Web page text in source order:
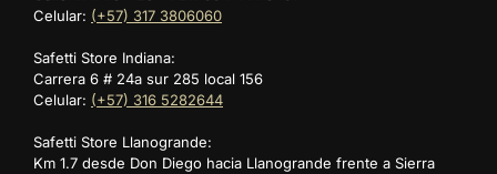
Tejidos cómodos y suaves.
Ajuste funcional sin rigidez.
Diseño versátil para el día a día.
Estilo deportivo casual.
Muévete cómodo todos los días.
rutina diaria.
Celular: (+57) 317 3806060
Safetti Store Indiana:
Carrera 6 # 24a sur 285 local 156
Celular: (+57) 316 5282644
Safetti Store Llanogrande:
Km 1.7 desde Don Diego hacia Llanogrande frente a Sierra